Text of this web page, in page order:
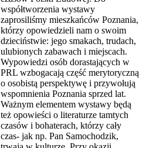
współtworzenia wystawy
zaprosiliśmy mieszkańców Poznania,
którzy opowiedzieli nam o swoim
dzieciństwie: jego smakach, trudach,
ulubionych zabawach i miejscach.
Wypowiedzi osób dorastających w
PRL wzbogacają część merytoryczną
o osobistą perspektywę i przywołują
wspomnienia Poznania sprzed lat.
Ważnym elementem wystawy będą
też opowieści o literaturze tamtych
czasów i bohaterach, którzy cały
czas- jak np. Pan Samochodzik,